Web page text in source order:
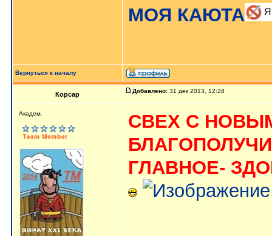
МОЯ КАЮТА
Вернуться к началу
Корсар Добавлено: 31 дек 2013, 12:28
Aкaдeм.
СВЕХ С
ГЛАВНОЕ-